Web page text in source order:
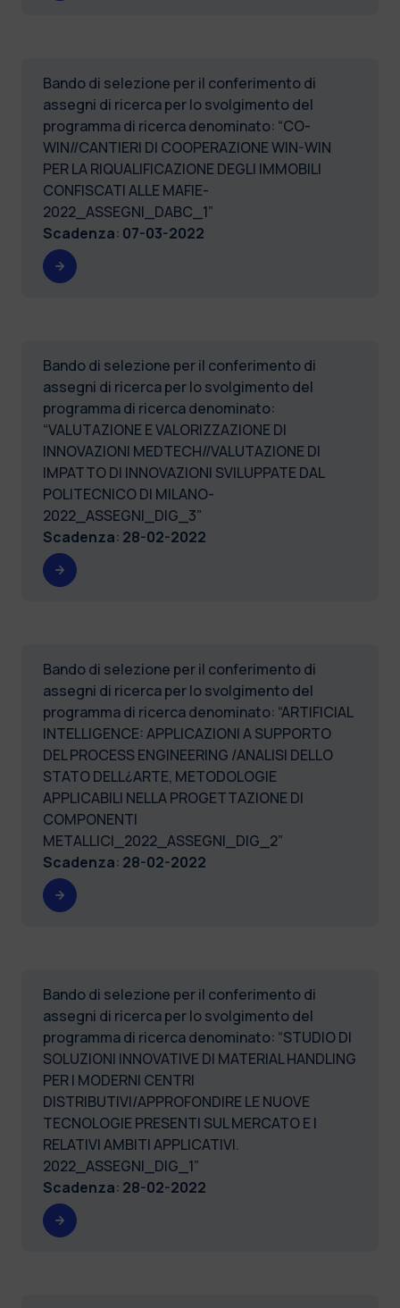
Bando di selezione per il conferimento di
assegni di ricerca per lo svolgimento del
programma di ricerca denominato: “CO-
WIN//CANTIERI DI COOPERAZIONE WIN-WIN
PER LA RIQUALIFICAZIONE DEGLI IMMOBILI
CONFISCATI ALLE MAFIE-
2022_ASSEGNI_DABC_1”
Scadenza: 07-03-2022
Bando di selezione per il conferimento di
assegni di ricerca per lo svolgimento del
programma di ricerca denominato:
“VALUTAZIONE E VALORIZZAZIONE DI
INNOVAZIONI MEDTECH//VALUTAZIONE DI
IMPATTO DI INNOVAZIONI SVILUPPATE DAL
POLITECNICO DI MILANO-
2022_ASSEGNI_DIG_3”
Scadenza: 28-02-2022
Bando di selezione per il conferimento di
assegni di ricerca per lo svolgimento del
programma di ricerca denominato: “ARTIFICIAL
INTELLIGENCE: APPLICAZIONI A SUPPORTO
DEL PROCESS ENGINEERING /ANALISI DELLO
STATO DELL¿ARTE, METODOLOGIE
APPLICABILI NELLA PROGETTAZIONE DI
COMPONENTI
METALLICI_2022_ASSEGNI_DIG_2”
Scadenza: 28-02-2022
Bando di selezione per il conferimento di
assegni di ricerca per lo svolgimento del
programma di ricerca denominato: “STUDIO DI
SOLUZIONI INNOVATIVE DI MATERIAL HANDLING
PER I MODERNI CENTRI
DISTRIBUTIVI/APPROFONDIRE LE NUOVE
TECNOLOGIE PRESENTI SUL MERCATO E I
RELATIVI AMBITI APPLICATIVI.
2022_ASSEGNI_DIG_1”
Scadenza: 28-02-2022